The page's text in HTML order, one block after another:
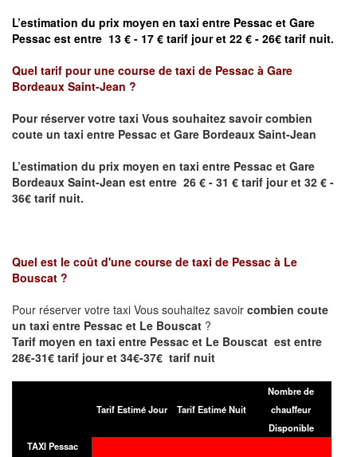
L’estimation du prix moyen en taxi entre Pessac et Gare
Pessac est entre 13 € - 17 € tarif jour et 22 € - 26€ tarif nuit.
Quel tarif pour une course de taxi de Pessac à Gare
Bordeaux Saint-Jean ?
Pour réserver votre taxi Vous souhaitez savoircombien
coute un taxi entre Pessac et Gare Bordeaux Saint-Jean
L’estimation du prix moyen en taxi entre Pessac et Gare
Bordeaux Saint-Jean est entre 26 € - 31 € tarif jour et 32 € -
36€ tarif nuit.
Quel est le coût d'une course de taxi de Pessac à Le
Bouscat ?
Pour réserver votre taxi Vous souhaitez savoir combien coute
un taxi entre Pessac et Le Bouscat ?
Tarif moyen en taxi entre Pessac et Le Bouscat est entre
28€-31€ tarif jour et 34€-37€ tarif nuit
Tarif Estimé Jour Tarif Estimé Nuit
Nombre de
chauffeur
Disponible
TAXI Pessac